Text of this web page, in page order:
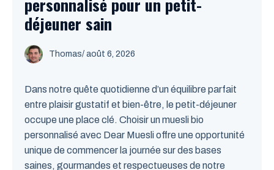
déjeuner sain
Thomas/ août 6, 2026
Dans notre quête quotidienne d’un équilibre parfait
entre plaisir gustatif et bien-être, le petit-déjeuner
occupe une place clé. Choisir un muesli bio
personnalisé avec Dear Muesli offre une opportunité
unique de commencer la journée sur des bases
saines, gourmandes et respectueuses de notre